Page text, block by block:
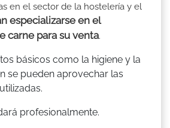
en el sector de la hostelería y el
especializarse en el
carne para su venta.
básicos como la higiene y la
se pueden aprovechar las
profesionalmente.